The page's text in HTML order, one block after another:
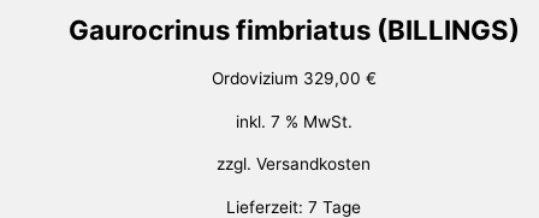
Gaurocrinus fimbriatus (BILLINGS)
Ordovizium 329,00 €
inkl. 7 % MwSt.
zzgl. Versandkosten
Lieferzeit: 7 Tage